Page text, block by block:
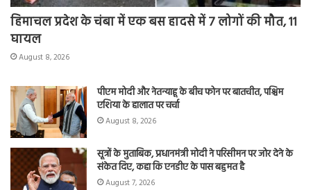
हिमाचल प्रदेश के चंबा में एक बस हादसे में 7 लोगों की मौत, 11
घायल
August 8, 2026
पीएम मोदी और नेतन्याहू के बीच फोन पर बातचीत, पश्चिम
एशिया के हालात पर चर्चा
August 8, 2026
सूत्रों के मुताबिक, प्रधानमंत्री मोदी ने परिसीमन पर जोर देने के
संकेत दिए, कहा कि एनडीए के पास बहुमत है
August 7, 2026